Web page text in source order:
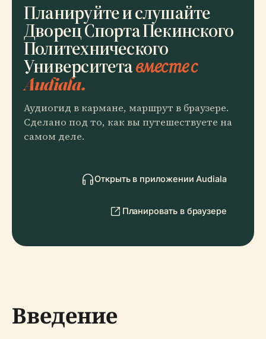
Планируйте и слушайте
Дворец Спорта Пекинского
Политехнического
Университетавместе с
Audiala.
Аудиогид в кармане, маршрут в браузере.
Сделано под то, как вы путешествуете на
самом деле.
Открыть в приложении Audiala
Планировать в браузере
Введение